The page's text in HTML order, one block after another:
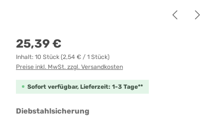
Regulärer Preis:
25,39 €
Inhalt: 10 Stück (2,54 € / 1 Stück)
Preise inkl. MwSt. zzgl. Versandkosten
Sofort verfügbar, Lieferzeit: 1-3 Tage**
Diebstahlsicherungauswählen